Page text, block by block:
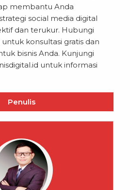
membantu Anda
social media digital
dan terukur. Hubungi
konsultasi gratis dan
bisnis Anda. Kunjungi
untuk informasi
Penulis